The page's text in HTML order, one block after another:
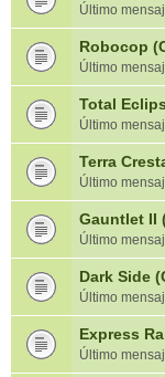
Último
Robocop
Último
Total
Último
Terra
Último
Gauntlet II
Último
Dark Side
Último
Express
Último